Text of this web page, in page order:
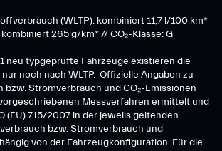
(WLTP): kombiniert 11,7 l/100 km*
265 g/km* // CO₂-Klasse: G
neu typgeprüfte Fahrzeuge existieren die
noch nach WLTP. Offizielle Angaben zu
Stromverbrauch und CO₂-Emissionen
Messverfahren ermittelt und
(EU) 715/2007 in der jeweils geltenden
bzw. Stromverbrauch und
von der Fahrzeugkonfiguration. Für die